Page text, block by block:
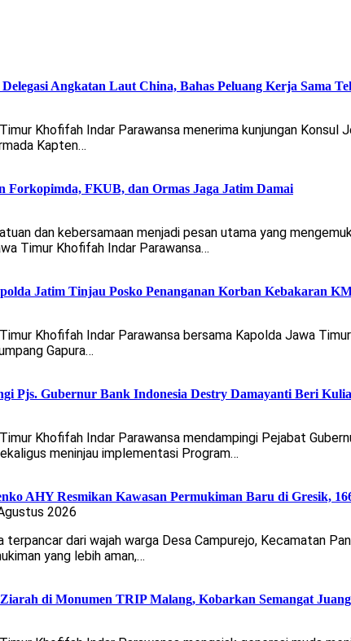
Angkatan Laut China, Bahas Peluang Kerja Sama
Khofifah Indar Parawansa menerima kunjungan
Kapten…
Forkopimda, FKUB, dan Ormas Jaga Jatim Damai
dan kebersamaan menjadi pesan utama yang
Timur Khofifah Indar Parawansa…
Jatim Tinjau Posko Penanganan Korban Kebakaran
Khofifah Indar Parawansa bersama Kapolda Jawa
Gapura…
Pjs. Gubernur Bank Indonesia Destry Damayanti Beri
Khofifah Indar Parawansa mendampingi Pejabat
meninjau implementasi Program…
AHY Resmikan Kawasan Permukiman Baru di Gresik,
2026
terpancar dari wajah warga Desa Campurejo, Kecamatan
yang lebih aman,…
di Monumen TRIP Malang, Kobarkan Semangat